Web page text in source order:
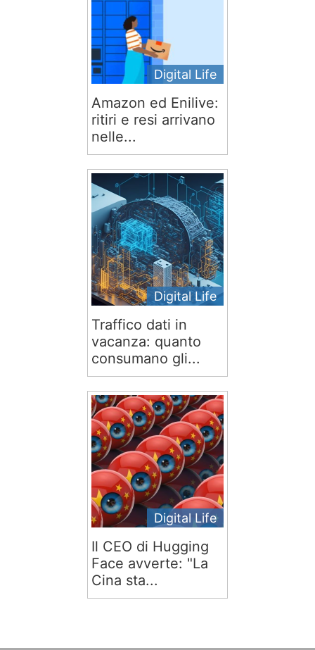
Digital Life
Amazon ed Enilive:
ritiri e resi arrivano
nelle...
Digital Life
Traffico dati in
vacanza: quanto
consumano gli...
Digital Life
Il CEO di Hugging
Face avverte: "La
Cina sta...